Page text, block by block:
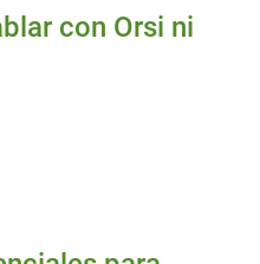
con Orsi ni